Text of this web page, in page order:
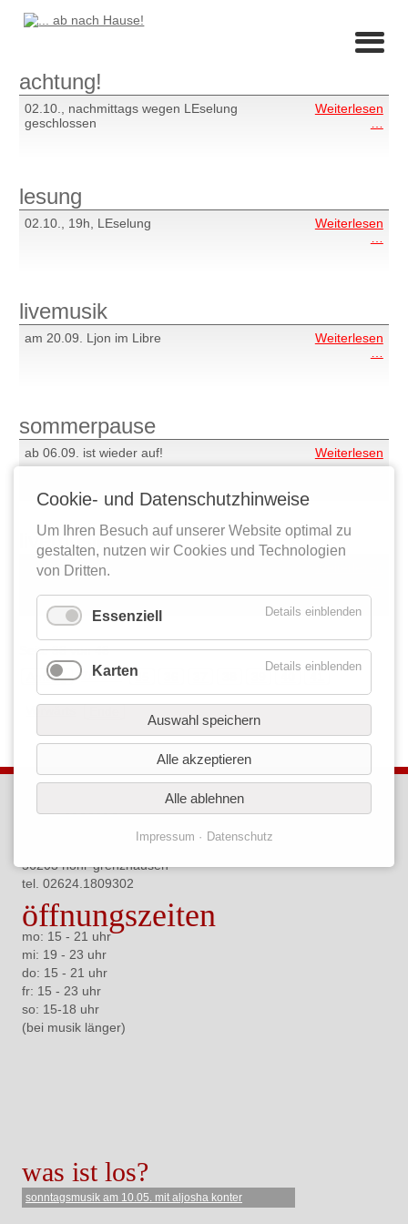
achtung!
02.10., nachmittags wegen LEselung
geschlossen
Weiterlesen
…
lesung
02.10., 19h, LEselung
Weiterlesen
…
livemusik
am 20.09. Ljon im Libre
Weiterlesen
…
sommerpause
ab 06.09. ist wieder auf!
Weiterlesen
…
livemusik
sontagsmusik am 06.09. um 17h
Seite 38 von 48
Anfang
Zurück 35
Vorwärts
kontakt
56203 höhr-grenzhausen
tel. 02624. 1809302
öffnungszeiten
mo: 15 - 21 uhr
mi: 19 - 23 uhr
do: 15 - 21 uhr
fr: 15 - 23 uhr
so: 15-18 uhr
(bei musik länger)
was ist los?
sonntagsmusik am 10.05. mit aljosha konter
Cookie- und Datenschutzhinweise
Um Ihren Besuch auf unserer Website optimal zu
gestalten, nutzen wir Cookies und Technologien
von Dritten.
Essenziell Details einblenden
Karten Details einblenden
Auswahl speichern
Alle akzeptieren
Alle ablehnen
Impressum Datenschutz